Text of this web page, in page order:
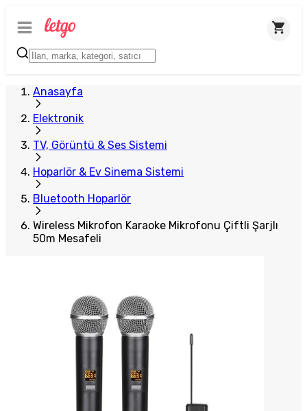
Anasayfa
Elektronik
TV, Görüntü & Ses Sistemi
Hoparlör & Ev Sinema Sistemi
Bluetooth Hoparlör
Wireless Mikrofon Karaoke Mikrofonu Çiftli Şarjlı
50m Mesafeli
Plus Satıcı